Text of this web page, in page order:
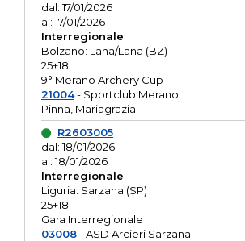
dal: 17/01/2026
al: 17/01/2026
Interregionale
Bolzano: Lana/Lana (BZ)
25+18
9° Merano Archery Cup
21004- Sportclub Merano
Pinna, Mariagrazia
R2603005
dal: 18/01/2026
al: 18/01/2026
Interregionale
Liguria: Sarzana (SP)
25+18
Gara Interregionale
03008- ASD Arcieri Sarzana